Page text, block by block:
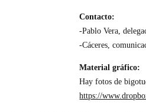
Contacto:
-Pablo Vera,
-Cáceres,
Material gráfico:
Hay fotos de
https://